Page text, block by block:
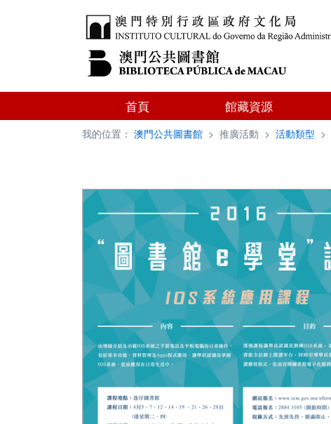
首頁 館藏資源
我的位置： 澳門公共圖書館 > 推廣活動 > 活動類型 >